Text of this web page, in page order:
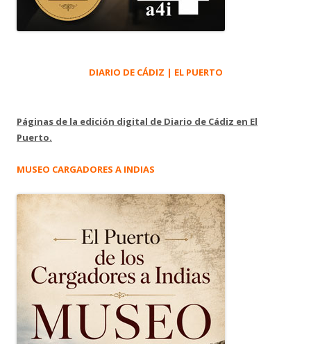
DIARIO DE CÁDIZ | EL PUERTO
Páginas de la edición digital de Diario de Cádiz en El
Puerto.
MUSEO CARGADORES A INDIAS